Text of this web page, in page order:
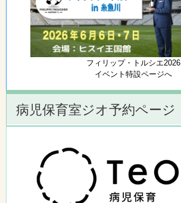
フィリップ・トルシエ2026
イベント特設ページへ
病児保育室ジオ予約ページ